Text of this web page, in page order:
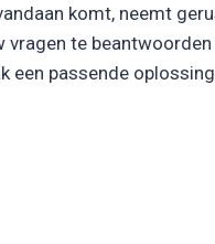
komt, neemt
te
een passende